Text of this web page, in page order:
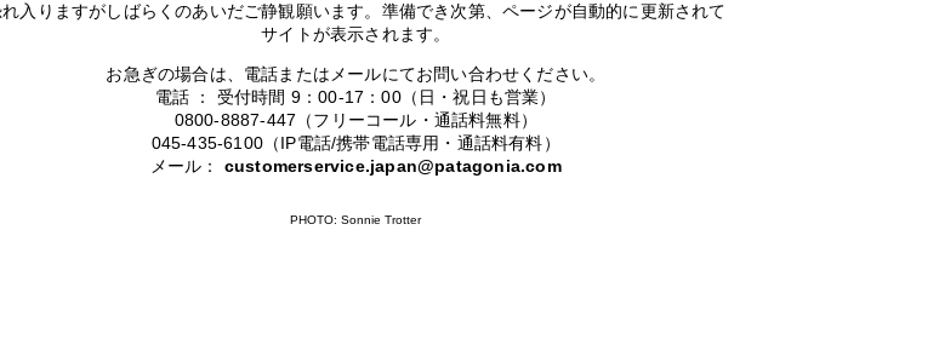
入りますがしばらくのあいだご静観願います。準備でき次第、ページが自動的に更新されて
サイトが表示されます。
お急ぎの場合は、電話またはメールにてお問い合わせください。
電話 ： 受付時間 9：00-17：00（日・祝日も営業）
0800-8887-447（フリーコール・通話料無料）
045-435-6100（IP電話/携帯電話専用・通話料有料）
メール： customerservice.japan@patagonia.com
PHOTO: Sonnie Trotter